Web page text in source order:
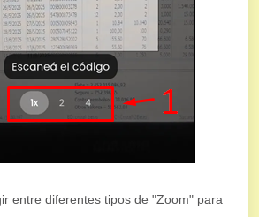
entre diferentes tipos de "Zoom" para